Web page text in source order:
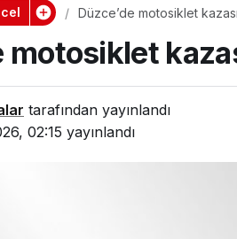
Düzce’de motosiklet
motosiklet
tarafından yayınlandı
02:15 yayınlandı